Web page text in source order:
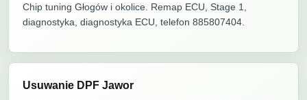
Chip tuning Głogów i okolice. Remap ECU, Stage 1,
diagnostyka, diagnostyka ECU, telefon 885807404.
Usuwanie DPF Jawor